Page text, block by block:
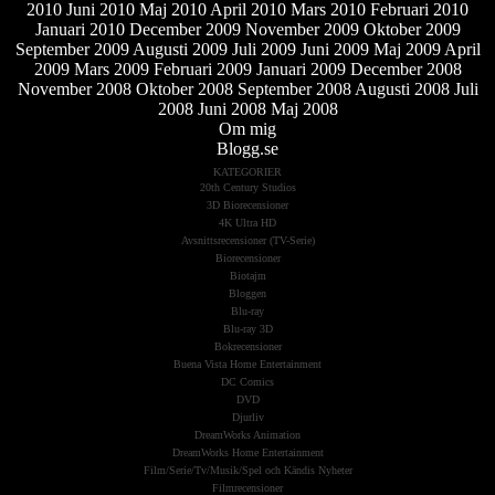
2010 Juni 2010 Maj 2010 April 2010 Mars 2010 Februari 2010
Januari 2010 December 2009 November 2009 Oktober 2009
September 2009 Augusti 2009 Juli 2009 Juni 2009 Maj 2009 April
2009 Mars 2009 Februari 2009 Januari 2009 December 2008
November 2008 Oktober 2008 September 2008 Augusti 2008 Juli
2008 Juni 2008 Maj 2008
Om mig
Blogg.se
KATEGORIER
20th Century Studios
3D Biorecensioner
4K Ultra HD
Avsnittsrecensioner (TV-Serie)
Biorecensioner
Biotajm
Bloggen
Blu-ray
Blu-ray 3D
Bokrecensioner
Buena Vista Home Entertainment
DC Comics
DVD
Djurliv
DreamWorks Animation
DreamWorks Home Entertainment
Film/Serie/Tv/Musik/Spel och Kändis Nyheter
Filmrecensioner